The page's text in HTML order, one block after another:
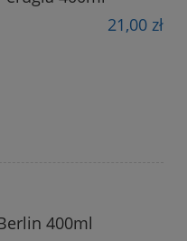
21,00 zł
400ml